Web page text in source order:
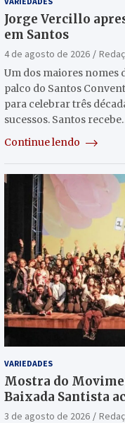
Jorge Vercillo
em Santos
4 de agosto de 2026
Um dos maiores nomes
palco do Santos
para celebrar três
sucessos. Santos
Continue lendo
VARIEDADES
Mostra do
Baixada Santista
no Teatro Guarany
3 de agosto de 2026